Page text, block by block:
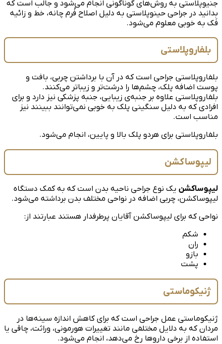
جنیوپلاستی به روش‌های گوناگونی انجام می‌شود و جالب است که
بدانید در جراحی حینوپلاستی به دلیل اصلاح فُرم چانه، خط و زائیه
فَک به خوبی معلوم می‌شود.
بلفاروپلاستی
بلفاروپلاستی جراحی است که در آن با برداشتن چربی، بافت و
پوست اضافه پلک، چشم‌ها را درشت‌تر و زیباتر می‌کنند.
بلفاروپلاستی علاوه بر جنبه‌ی زیبایی، جنبه پزشکی نیز دارد و برای
افرادی که به دلیل سنگینی پلک به خوبی نمی‌توانند ببینند نیز
مناسب است.
بلفاروپلاستی برای هردو پلک بالا و پایین، انجام می‌شود.
لیپوساکشن
لیپوساکشن یک نوع جراحی ناحیه بدن است که به کمک دستگاه
لیپوساکشن، چربی اضافه در نواحی مختلف بدن برداشته می‌شود.
نواحی که برای لیپوساکشن آقایان پرطرفدار هستند عبارتند از:
شکم
ران
بازو
پشت
ژنیکوماستی
ژنیکوماستی عمل جراحی است که برای کاهش اندازه سینه‌ها در
مردان که به دلایل مختلفی مانند تغییرات هورمونی، وراثت، چاقی یا
استفاده از برخی داروها رخ می‌دهد، انجام می‌شود.